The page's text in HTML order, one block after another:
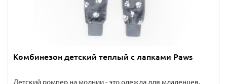
Комбинезон детский теплый с лапками Paws
Детский ромпер на молнии - это одежда для младенцев,